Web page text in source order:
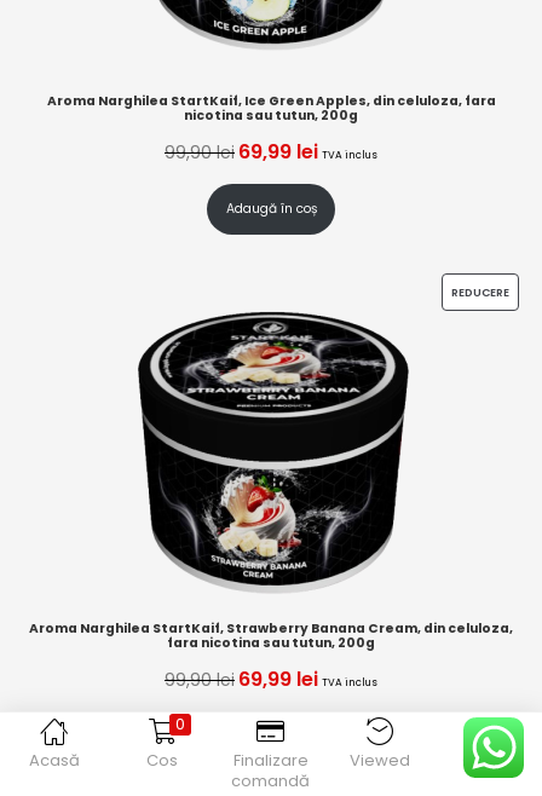
Acasă
0
Cos
Finalizare
comandă
Viewed Contul
Aroma Narghilea StartKaif, Ice Green Apples, din celuloza, fara
nicotina sau tutun, 200g
99,90lei 69,99 lei TVA inclus
Adaugă în coș
Aroma Narghilea StartKaif, Strawberry Banana Cream, din celuloza,
fara nicotina sau tutun, 200g
REDUCERE
99,90lei 69,99 lei TVA inclus
Adaugă în coș